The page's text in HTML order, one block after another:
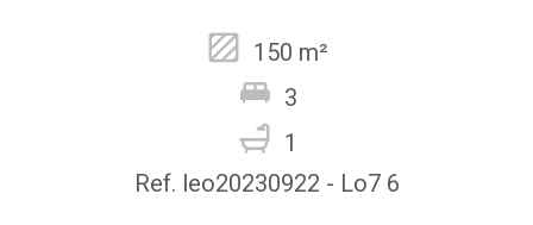
150 m²
3
1
Ref. leo20230922 - Lo7 6